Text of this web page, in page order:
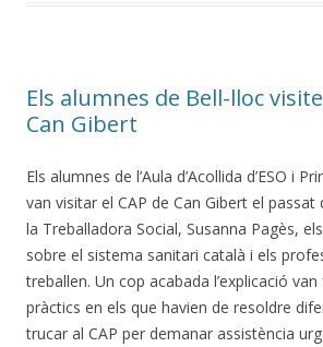
Els alumnes de Bell-lloc
Can Gibert
Els alumnes de l’Aula d’Acollida d’ESO i
van visitar el CAP de Can Gibert el passat
la Treballadora Social, Susanna Pagès,
sobre el sistema sanitari català i els
treballen. Un cop acabada l’explicació
pràctics en els que havien de resoldre
trucar al CAP per demanar assistència